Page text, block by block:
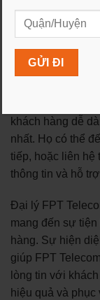
FPT Telecom
các chương
Telecom. Khách
khách hàng dễ
nhất. Họ có thể
tiếp, hoặc liên hệ
thông tin và hỗ
Đại lý FPT
mang đến sự
hàng. Sự hiện
giúp FPT
lòng tin với
hiệu quả và